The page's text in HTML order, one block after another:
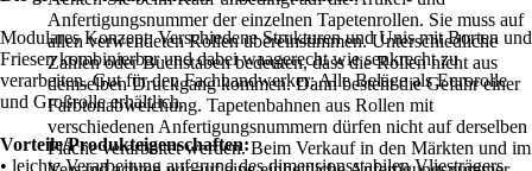
Anfertigungsnummer der einzelnen Tapetenrollen. Sie muss auf
allen verwendeten Rollen übereinstimmen. Unterschiedliche
Zahlen oder Buchstaben bedeuten, dass die Rollen nicht aus
demselben Druckgang kommen. Dann besteht die Gefahr einer
Farbtonabweichung. Tapetenbahnen aus Rollen mit
verschiedenen Anfertigungsnummern dürfen nicht auf derselben
Fläche verarbeitet werden. Beim Verkauf in den Märkten und im
Modulares Konzept: Verschiedene Strukturen und Unis mit Borten und
Friesen kombinierbar und dabei waagerecht wie senkrecht zu
verarbeiten. Gut für den Fachhandwerker: Alle Beläge als Eurorolle
und Großrolle erhältlich.
Vorteile/Produkteigenschaften:
• leichte Verarbeitung aufgrund des dimensionsstabilen Vliesträgers